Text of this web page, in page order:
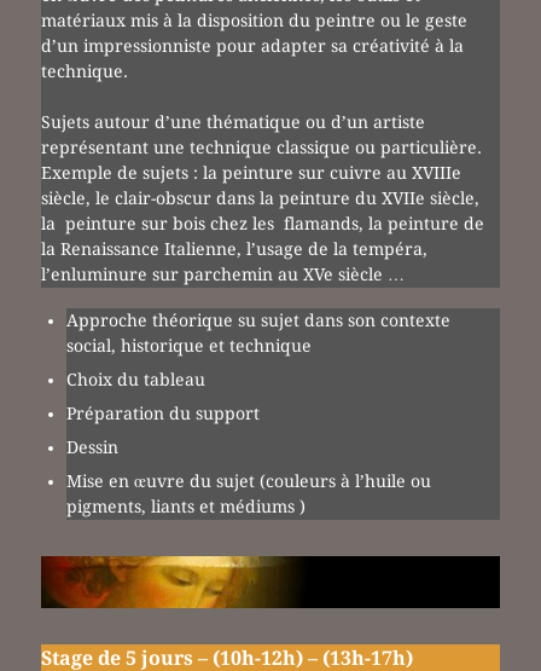
matériaux mis à la disposition du peintre ou le geste
d’un impressionniste pour adapter sa créativité à la
technique.
Sujets autour d’une thématique ou d’un artiste
représentant une technique classique ou particulière.
Exemple de sujets : la peinture sur cuivre au XVIIIe
siècle, le clair-obscur dans la peinture du XVIIe siècle,
la peinture sur bois chez les flamands, la peinture de
la Renaissance Italienne, l’usage de la tempéra,
l’enluminure sur parchemin au XVe siècle …
Approche théorique su sujet dans son contexte
social, historique et technique
Choix du tableau
Préparation du support
Dessin
Mise en œuvre du sujet (couleurs à l’huile ou
pigments, liants et médiums )
Stage de 5 jours – (10h-12h) – (13h-17h)